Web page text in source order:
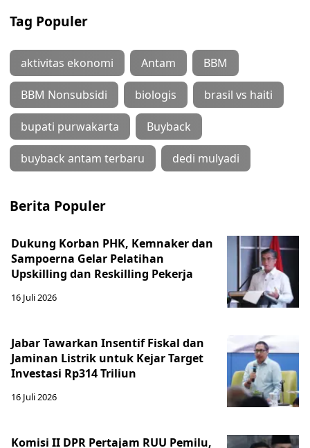
Tag Populer
aktivitas ekonomi Antam BBM
BBM Nonsubsidi biologis brasil vs haiti
bupati purwakarta Buyback
buyback antam terbaru dedi mulyadi
Berita Populer
Dukung Korban PHK, Kemnaker dan
Sampoerna Gelar Pelatihan
Upskilling dan Reskilling Pekerja
16 Juli 2026
Jabar Tawarkan Insentif Fiskal dan
Jaminan Listrik untuk Kejar Target
Investasi Rp314 Triliun
16 Juli 2026
Komisi II DPR Pertajam RUU Pemilu,